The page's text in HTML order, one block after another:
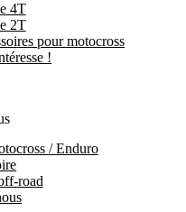
4T
2T
pour motocross
!
/ Enduro
road